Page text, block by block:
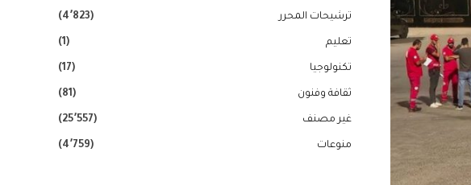
ترشيحات المحرر (4٬823)
تعليم (1)
تكنولوجيا (17)
ثقافة وفنون (81)
غير مصنف (25٬557)
منوعات (4٬759)